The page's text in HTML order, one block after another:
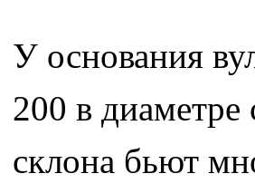
У основания
200 в диаметре
склона бьют